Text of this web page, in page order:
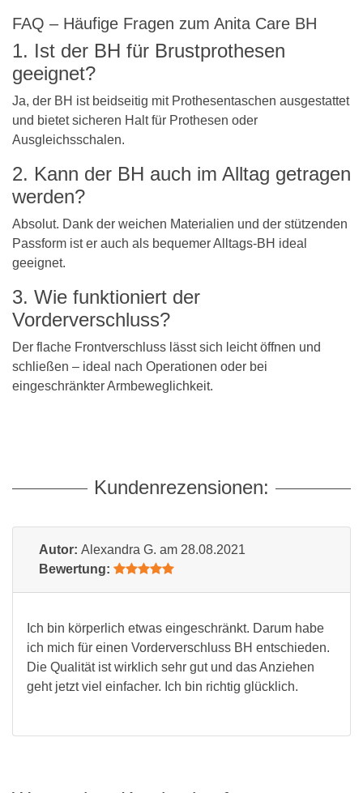
FAQ – Häufige Fragen zum Anita Care BH
1. Ist der BH für Brustprothesen
geeignet?
Ja, der BH ist beidseitig mit Prothesentaschen ausgestattet
und bietet sicheren Halt für Prothesen oder
Ausgleichsschalen.
2. Kann der BH auch im Alltag getragen
werden?
Absolut. Dank der weichen Materialien und der stützenden
Passform ist er auch als bequemer Alltags-BH ideal
geeignet.
3. Wie funktioniert der
Vorderverschluss?
Der flache Frontverschluss lässt sich leicht öffnen und
schließen – ideal nach Operationen oder bei
eingeschränkter Armbeweglichkeit.
Kundenrezensionen:
Autor: Alexandra G. am 28.08.2021
Bewertung:
Ich bin körperlich etwas eingeschränkt. Darum habe
ich mich für einen Vorderverschluss BH entschieden.
Die Qualität ist wirklich sehr gut und das Anziehen
geht jetzt viel einfacher. Ich bin richtig glücklich.